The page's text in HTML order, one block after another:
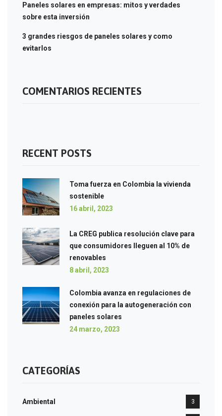
Paneles solares en empresas: mitos y verdades
sobre esta inversión
3 grandes riesgos de paneles solares y como
evitarlos
COMENTARIOS RECIENTES
RECENT POSTS
Toma fuerza en Colombia la vivienda
sostenible
16 abril, 2023
La CREG publica resolución clave para
que consumidores lleguen al 10% de
renovables
8 abril, 2023
Colombia avanza en regulaciones de
conexión para la autogeneración con
paneles solares
24 marzo, 2023
CATEGORÍAS
Ambiental 3